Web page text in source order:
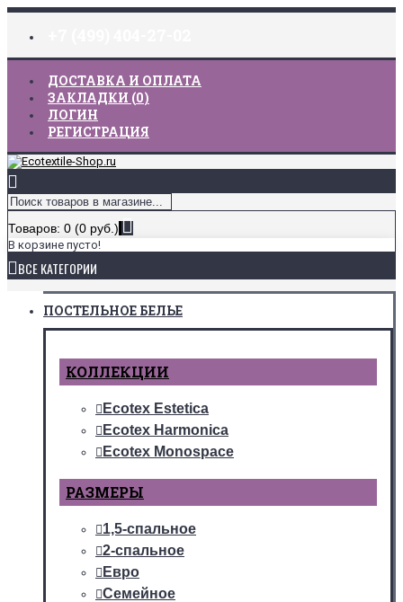
ДОСТАВКА И ОПЛАТА
ЗАКЛАДКИ (0)
ЛОГИН
РЕГИСТРАЦИЯ
Товаров: 0 (0 руб.)
В корзине пусто!
ВСЕ КАТЕГОРИИ
ПОСТЕЛЬНОЕ БЕЛЬЕ
КОЛЛЕКЦИИ
Ecotex Estetica
Ecotex Harmonica
Ecotex Monospace
РАЗМЕРЫ
1,5-спальное
2-спальное
Евро
Семейное